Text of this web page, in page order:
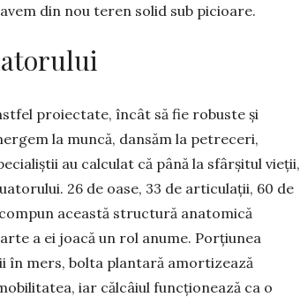
din nou teren solid sub picioare.
proiectate, încât să fie robuste și
la mun­că, dansăm la petreceri,
au calculat că până la sfârșitul vieții,
26 de oase, 33 de articulații, 60 de
această structură anatomică
a ei joacă un rol anume. Porțiunea
mers, bolta plan­tară amortizează
iar călcâiul func­ționează ca o